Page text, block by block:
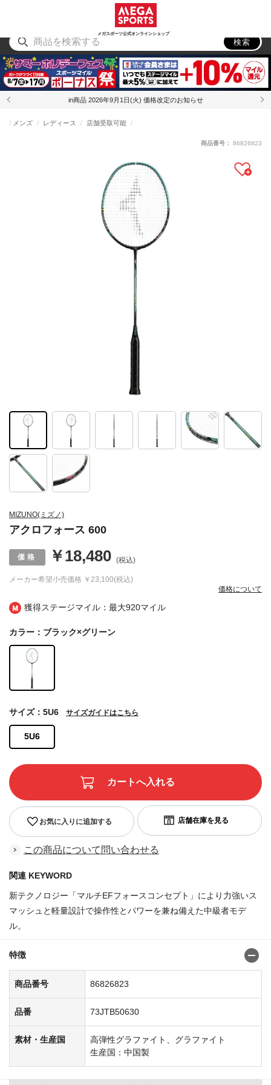
メガスポーツ公式オンラインショップ
アウトドア
検索
in商品 2026年9月1日(火) 価格改定のお知らせ
獲得ステージマイル：最大920マイル
MIZUNO(ミズノ)
アクロフォース 600
メンズ レディース 店舗受取可能
メーカー希望小売価格 ￥23,100(税込)
￥18,480 (税込)
価格について
商品番号： 86826823
カラー：ブラック×グリーン
5U6
サイズ：5U6 サイズガイドはこちら
お気に入りに追加する
この商品について問い合わせる
関連 KEYWORD
新テクノロジー「マルチEFフォースコンセプト」により力強いス
マッシュと軽量設計で操作性とパワーを兼ね備えた中級者モデ
ル。
特徴
商品番号 86826823
品番 73JTB50630
素材・生産国
高弾性グラファイト、グラファイト
生産国：中国製